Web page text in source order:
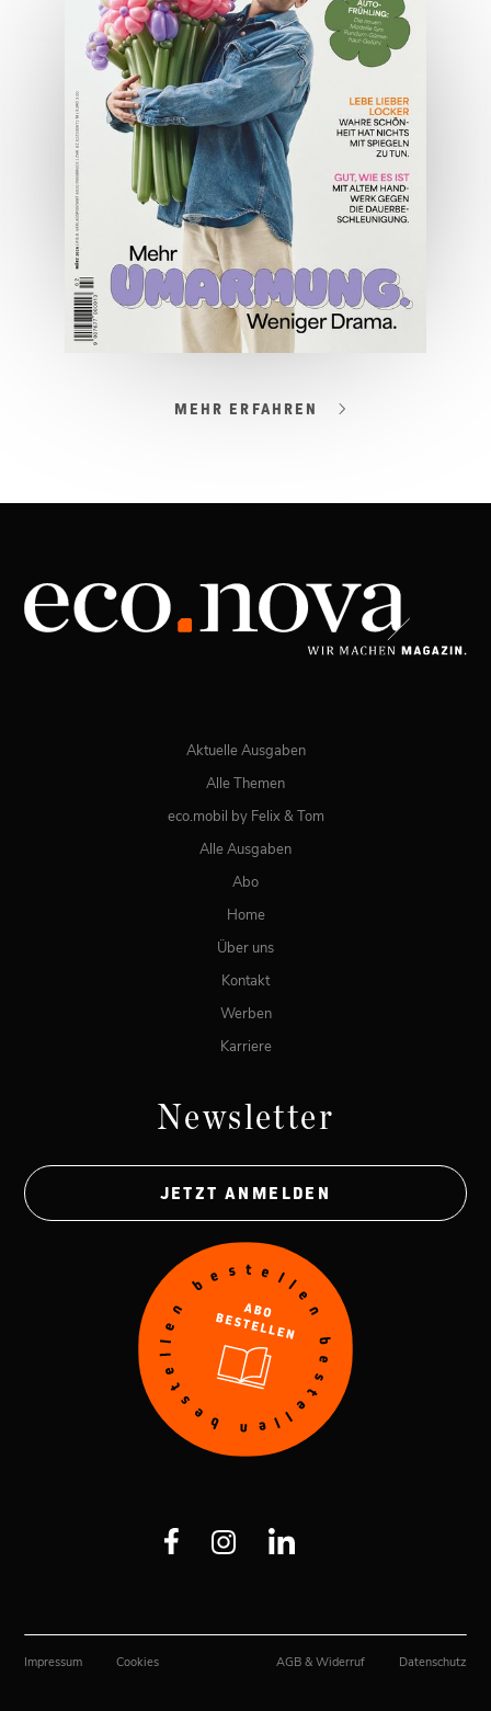
JETZT BESTELLEN
ONLINE LESEN
03/2026
JETZT BESTELLEN
MEHR ERFAHREN
Aktuelle Ausgaben
Alle Themen
eco.mobil by Felix & Tom
Alle Ausgaben
Abo
Home
Über uns
Kontakt
Werben
Karriere
Impressum Cookies AGB & Widerruf Datenschutz
Newsletter
JETZT ANMELDEN